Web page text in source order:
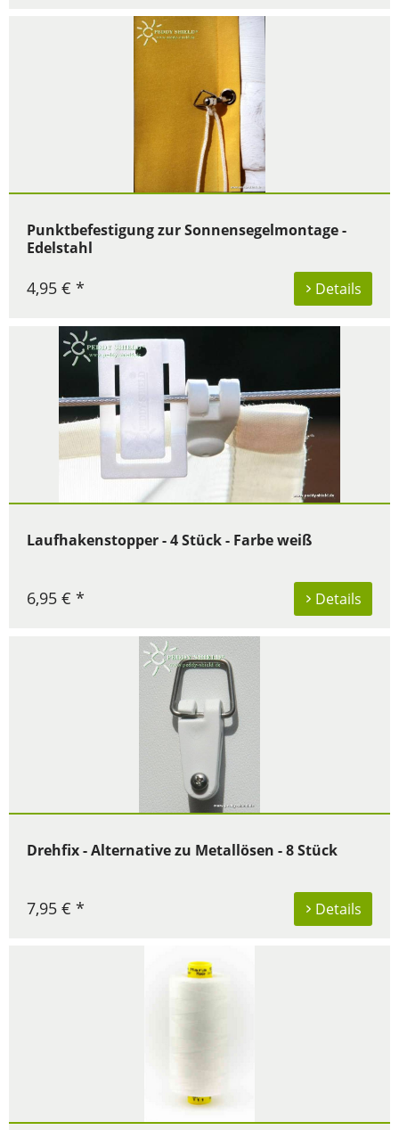
Punktbefestigung zur Sonnensegelmontage -
Edelstahl
Details
4,95 € *
Laufhakenstopper - 4 Stück - Farbe weiß
Details
6,95 € *
Drehfix - Alternative zu Metallösen - 8 Stück
Details
7,95 € *